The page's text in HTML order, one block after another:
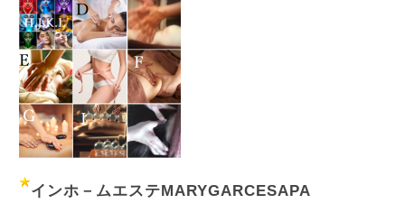
インホ－ムエステMARYGARCESAPA